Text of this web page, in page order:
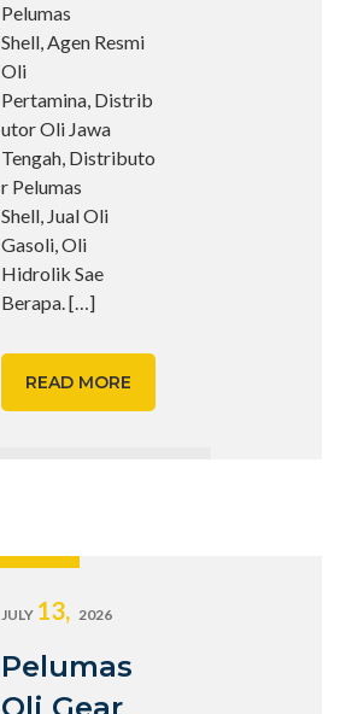
Pelumas
Shell, Agen Resmi
Oli
Pertamina, Distrib
utor Oli Jawa
Tengah, Distributo
r Pelumas
Shell, Jual Oli
Gasoli, Oli
Hidrolik Sae
Berapa.[…]
READ MORE
JULY 13, 2026
Pelumas